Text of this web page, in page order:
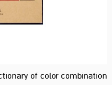
of color combination